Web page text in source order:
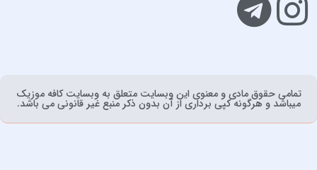
امیر برکو
امیر تتلو
امیر عباس
امیر عباس گلاب
تمامی حقوق مادی و معنوی اين وبسايت متعلق به وبسایت کافه موزیک
ميباشد و هرگونه کپی برداری از آن بدون ذکر منبع غیر قانونی می باشد.